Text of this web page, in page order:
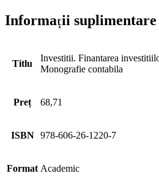
Informații suplimentare
Titlu
Investitii. Finantarea
Monografie contabila
Preț 68,71
ISBN 978-606-26-1220-7
Format Academic